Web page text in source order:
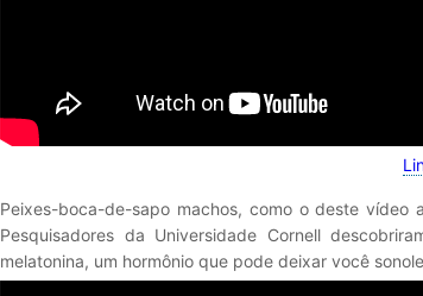
Peixes-boca-de-sapo machos, como o deste vídeo
Pesquisadores da Universidade Cornell
melatonina, um hormônio que pode deixar você